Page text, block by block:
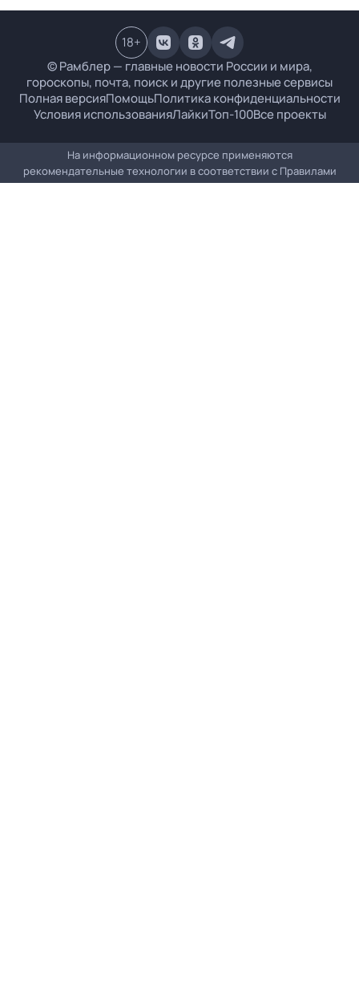
© Рамблер — главные новости России и мира,
гороскопы, почта, поиск и другие полезные сервисы
Полная версияПомощьПолитика конфиденциальности
Условия использованияЛайкиТоп-100Все проекты
18+
На информационном ресурсе применяются
рекомендательные технологии в соответствии с Правилами